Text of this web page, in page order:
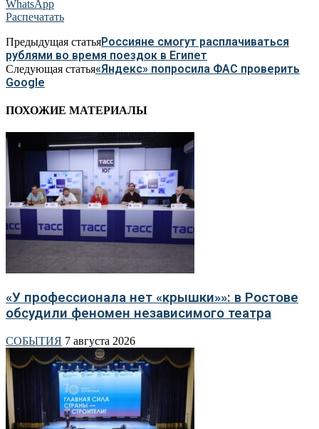
WhatsApp
Распечатать
Предыдущая статьяРоссияне смогут расплачиваться
рублями во время поездок в Египет
Следующая статья«Яндекс» попросила ФАС проверить
Google
ПОХОЖИЕ МАТЕРИАЛЫ
«У профессионала нет «крышки»»: в Ростове
обсудили феномен независимого театра
СОБЫТИЯ 7 августа 2026